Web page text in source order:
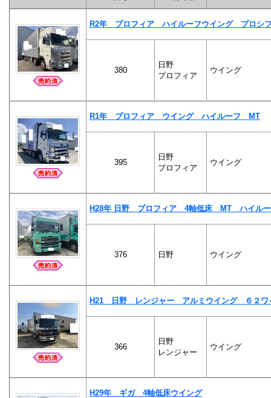
R2年 プロフィア ハイルーフウイング プロシ
380
日野
プロフィア
ウイング
R1年 プロフィア ウイング ハイルーフ MT
395
日野
プロフィア
ウイング
H28年 日野 プロフィア 4軸低床 MT ハイル
376 日野 ウイング
H21 日野 レンジャー アルミウイング ６２ワ
366
日野
レンジャー
ウイング
H29年 ギガ 4軸低床ウイング